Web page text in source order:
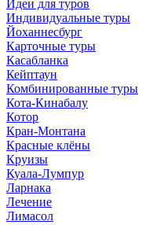
Идеи для туров
Индивидуальные туры
Йоханнесбург
Карточные туры
Касабланка
Кейптаун
Комбинированные туры
Кота-Кинабалу
Котор
Кран-Монтана
Красные клёны
Круизы
Куала-Лумпур
Ларнака
Лечение
Лимасол